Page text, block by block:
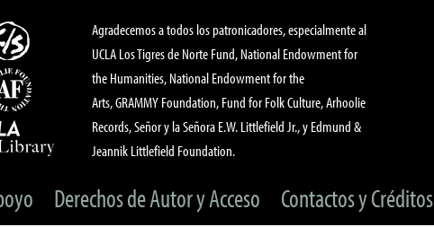
Agradecemos a todos los patronicadores, especialmente al
UCLA Los Tigres de Norte Fund, National Endowment for
the Humanities, National Endowment for the
Arts, GRAMMY Foundation, Fund for Folk Culture, Arhoolie
Records, Señor y la Señora E.W. Littlefield Jr., y Edmund &
Jeannik Littlefield Foundation.
Derechos de Autor y Acceso Contactos y Créditos